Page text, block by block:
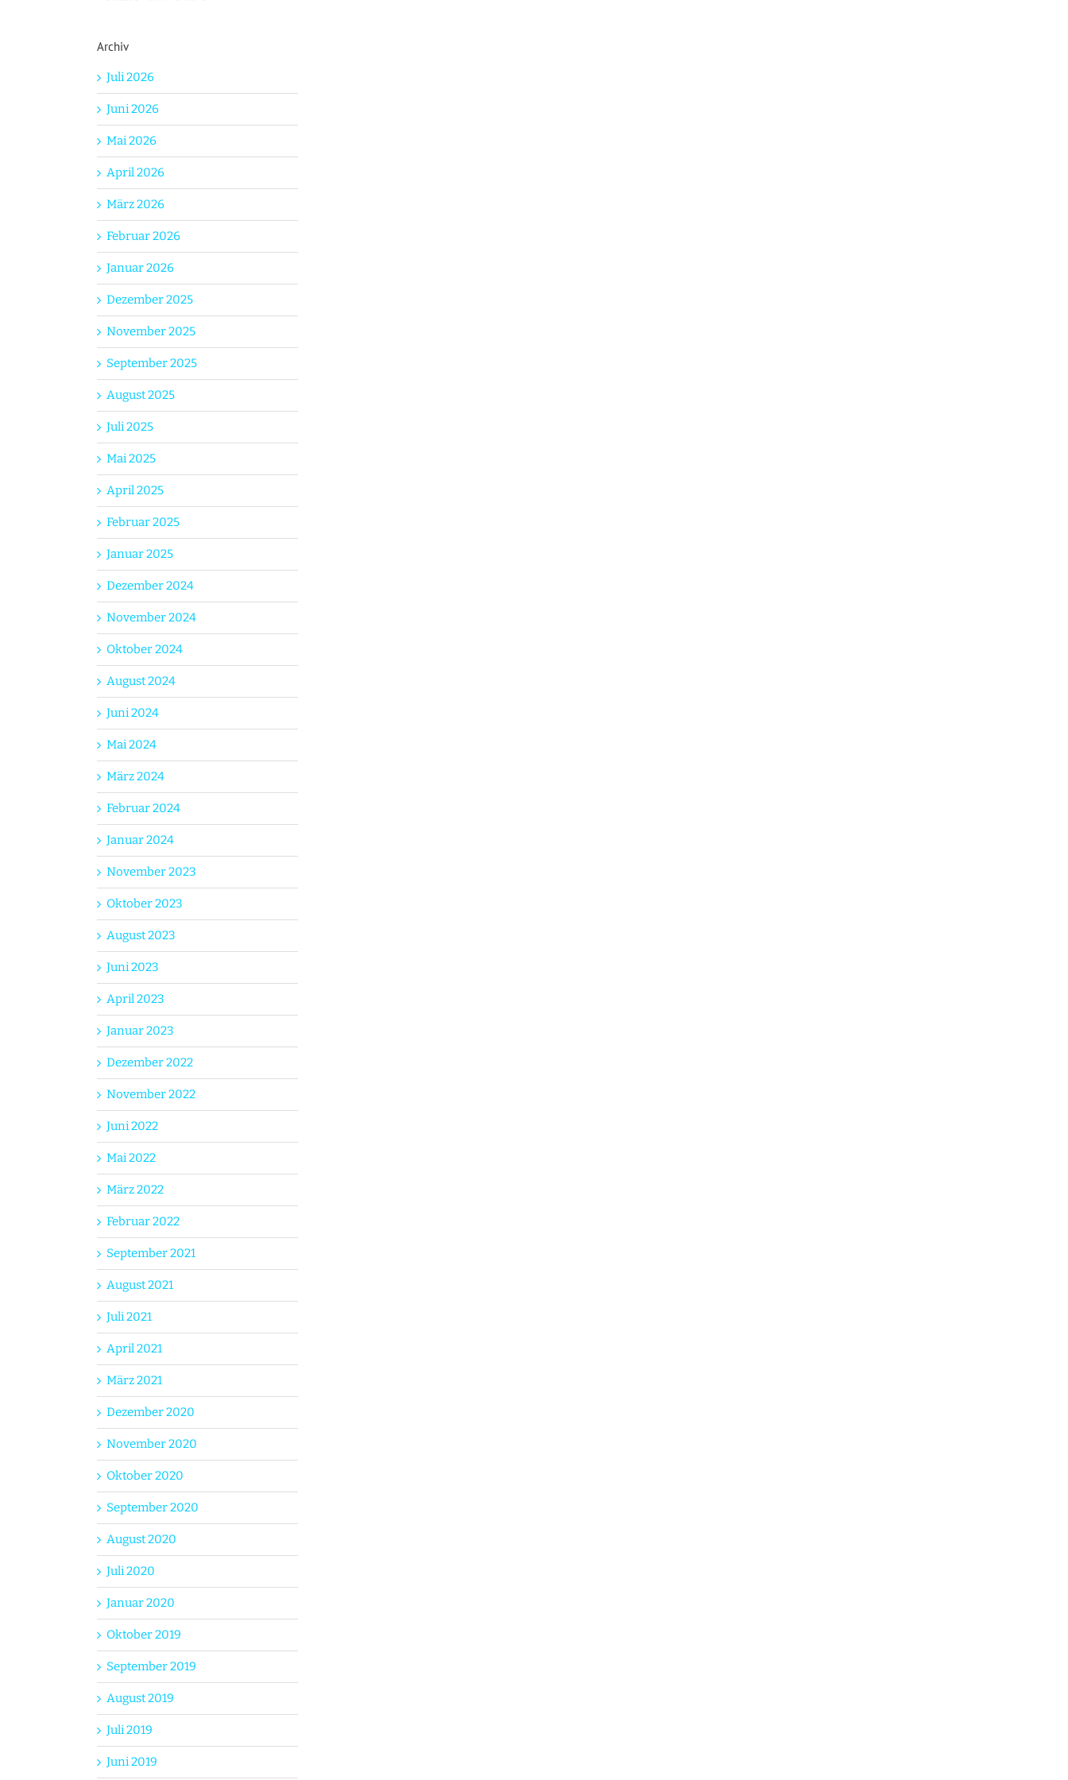
Archiv
Juli 2026
Juni 2026
Mai 2026
April 2026
März 2026
Februar 2026
Januar 2026
Dezember 2025
November 2025
September 2025
August 2025
Juli 2025
Mai 2025
April 2025
Februar 2025
Januar 2025
Dezember 2024
November 2024
Oktober 2024
August 2024
Juni 2024
Mai 2024
März 2024
Februar 2024
Januar 2024
November 2023
Oktober 2023
August 2023
Juni 2023
April 2023
Januar 2023
Dezember 2022
November 2022
Juni 2022
Mai 2022
März 2022
Februar 2022
September 2021
August 2021
Juli 2021
April 2021
März 2021
Dezember 2020
November 2020
Oktober 2020
September 2020
August 2020
Juli 2020
Januar 2020
Oktober 2019
September 2019
August 2019
Juli 2019
Juni 2019